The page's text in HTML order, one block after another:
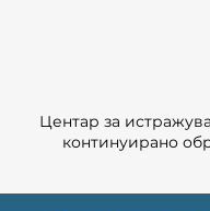
Центар за
континуирано